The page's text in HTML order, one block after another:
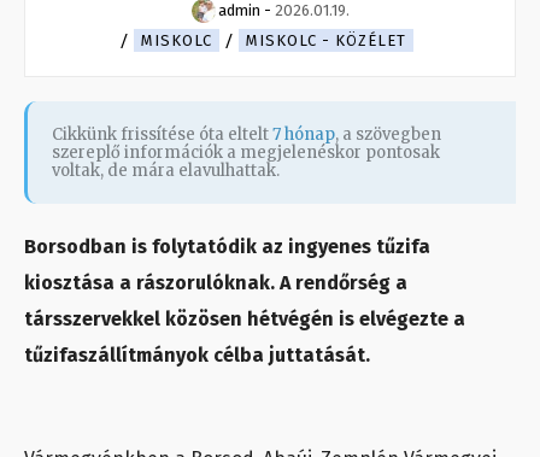
admin - 2026.01.19.
MISKOLC
MISKOLC - KÖZÉLET
Cikkünk frissítése óta eltelt7 hónap, a szövegben
szereplő információk a megjelenéskor pontosak
voltak, de mára elavulhattak.
Borsodban is folytatódik az ingyenes tűzifa
kiosztása a rászorulóknak. A rendőrség a
társszervekkel közösen hétvégén is elvégezte a
tűzifaszállítmányok célba juttatását.